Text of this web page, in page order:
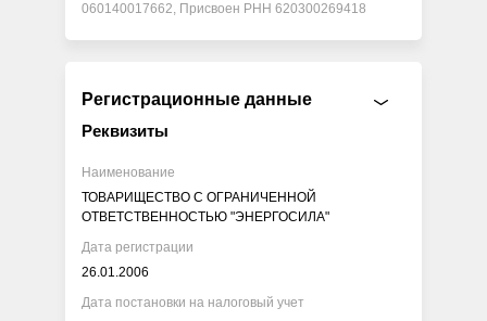
060140017662, Присвоен РНН 620300269418
Регистрационные данные
Реквизиты
Наименование
ТОВАРИЩЕСТВО С ОГРАНИЧЕННОЙ
ОТВЕТСТВЕННОСТЬЮ "ЭНЕРГОСИЛА"
Дата регистрации
26.01.2006
Дата постановки на налоговый учет